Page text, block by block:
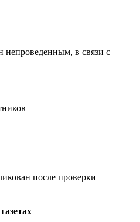
в связи с
после проверки